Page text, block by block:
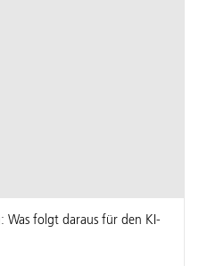
Was folgt daraus für den KI-